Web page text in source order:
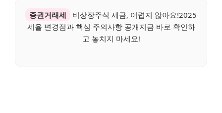
증권거래세
비상장주식 세금, 어렵지 않아요!2025
세율 변경점과 핵심 주의사항 공개지금 바로 확인하
고 놓치지 마세요!